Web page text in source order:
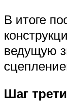
В итоге
ведущую
Шаг